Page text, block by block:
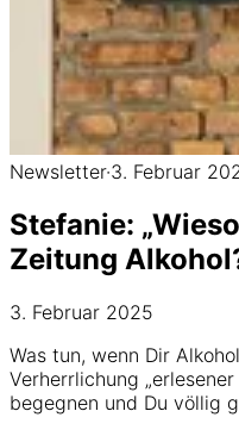
Newsletter·3. Februar
Stefanie:
Zeitung
3. Februar 2025
Was tun, wenn Dir
Verherrlichung
begegnen und Du völlig